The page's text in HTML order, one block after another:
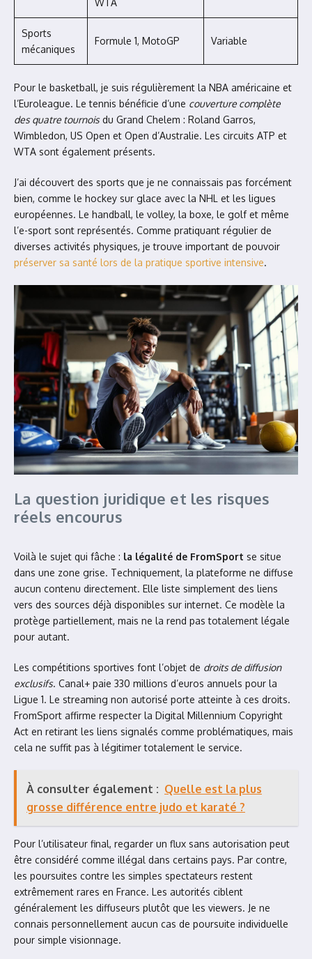
WTA
Sports
mécaniques
Formule 1, MotoGP Variable
Pour le basketball, je suis régulièrement la NBA américaine et
l’Euroleague. Le tennis bénéficie d’une couverture complète
des quatre tournoisdu Grand Chelem : Roland Garros,
Wimbledon, US Open et Open d’Australie. Les circuits ATP et
WTA sont également présents.
J’ai découvert des sports que je ne connaissais pas forcément
bien, comme le hockey sur glace avec la NHL et les ligues
européennes. Le handball, le volley, la boxe, le golf et même
l’e-sport sont représentés. Comme pratiquant régulier de
diverses activités physiques, je trouve important de pouvoir
préserver sa santé lors de la pratique sportive intensive.
La question juridique et les risques
réels encourus
Voilà le sujet qui fâche : la légalité de FromSport se situe
dans une zone grise. Techniquement, la plateforme ne diffuse
aucun contenu directement. Elle liste simplement des liens
vers des sources déjà disponibles sur internet. Ce modèle la
protège partiellement, mais ne la rend pas totalement légale
pour autant.
Les compétitions sportives font l’objet de droits de diffusion
exclusifs. Canal+ paie 330 millions d’euros annuels pour la
Ligue 1. Le streaming non autorisé porte atteinte à ces droits.
FromSport affirme respecter la Digital Millennium Copyright
Act en retirant les liens signalés comme problématiques, mais
cela ne suffit pas à légitimer totalement le service.
À consulter également : Quelle est la plus
grosse différence entre judo et karaté ?
Pour l’utilisateur final, regarder un flux sans autorisation peut
être considéré comme illégal dans certains pays. Par contre,
les poursuites contre les simples spectateurs restent
extrêmement rares en France. Les autorités ciblent
généralement les diffuseurs plutôt que les viewers. Je ne
connais personnellement aucun cas de poursuite individuelle
pour simple visionnage.